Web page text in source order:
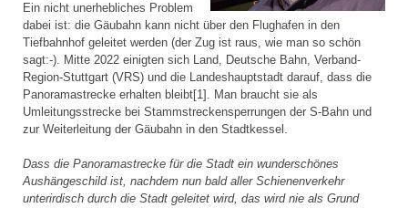
Ein nicht unerhebliches Problem
dabei ist: die Gäubahn kann nicht über den Flughafen in den
Tiefbahnhof geleitet werden (der Zug ist raus, wie man so schön
sagt:-). Mitte 2022 einigten sich Land, Deutsche Bahn, Verband-
Region-Stuttgart (VRS) und die Landeshauptstadt darauf, dass die
Panoramastrecke erhalten bleibt[1]. Man braucht sie als
Umleitungsstrecke bei Stammstreckensperrungen der S-Bahn und
zur Weiterleitung der Gäubahn in den Stadtkessel.
Dass die Panoramastrecke für die Stadt ein wunderschönes
Aushängeschild ist, nachdem nun bald aller Schienenverkehr
unterirdisch durch die Stadt geleitet wird, das wird nie als Grund